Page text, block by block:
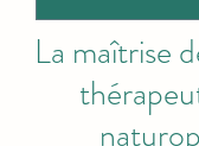
La maîtrise